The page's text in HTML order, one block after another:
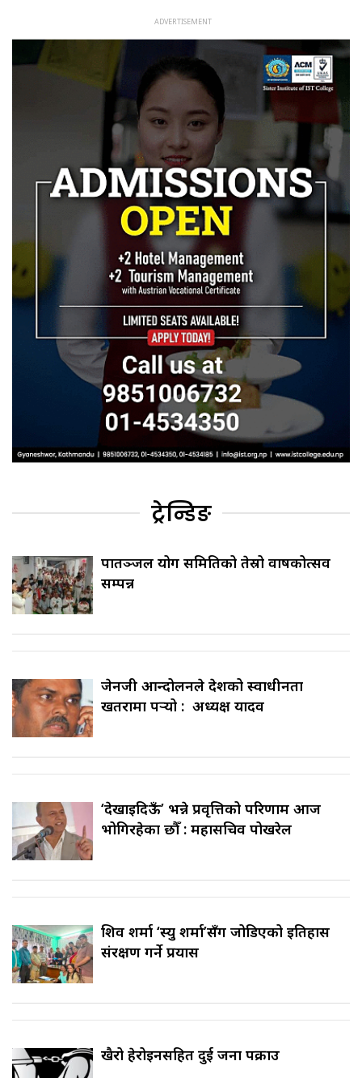
ट्रेन्डिङ
पातञ्जल योग समितिको तेस्रो वार्षिकोत्सव
सम्पन्न
जेनजी आन्दोलनले देशको स्वाधीनता
खतरामा पर्‍यो : अध्यक्ष यादव
‘देखाइदिऊँ’ भन्ने प्रवृत्तिको परिणाम आज
भोगिरहेका छौँ : महासचिव पोखरेल
शिव शर्मा ‘स्यु शर्मा’सँग जोडिएको इतिहास
संरक्षण गर्ने प्रयास
खैरो हेरोइनसहित दुई जना पक्राउ